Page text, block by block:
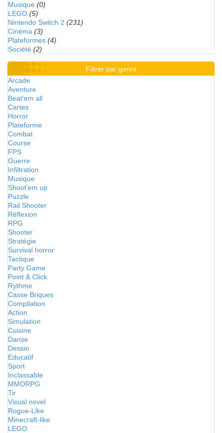
Musique (0)
LEGO (5)
Nintendo Switch 2 (231)
Cinéma (3)
Plateformes (4)
Société (2)
Filtrer par genre
Arcade
Aventure
Beat'em all
Cartes
Horror
Plateforme
Combat
Course
FPS
Guerre
Infiltration
Musique
Shoot'em up
Puzzle
Rail Shooter
Réflexion
RPG
Shooter
Stratégie
Survival horror
Tactique
Party Game
Point & Click
Rythme
Casse Briques
Compilation
Action
Simulation
Cuisine
Danse
Dessin
Educatif
Sport
Inclassable
MMORPG
Tir
Visual novel
Rogue-Like
Minecraft-like
LEGO